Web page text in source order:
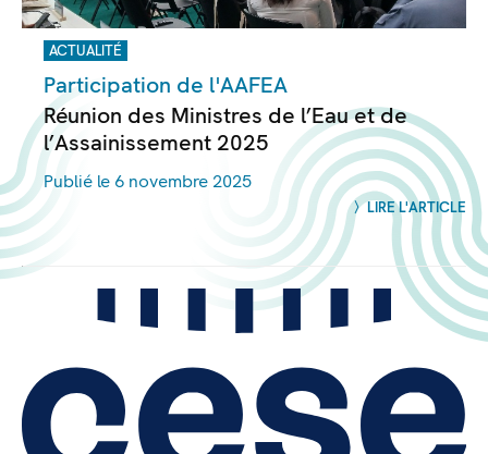
ACTUALITÉ
Participation de l'AAFEA
Réunion des Ministres de l’Eau et de
l’Assainissement 2025
Publié le 6 novembre 2025
LIRE L'ARTICLE